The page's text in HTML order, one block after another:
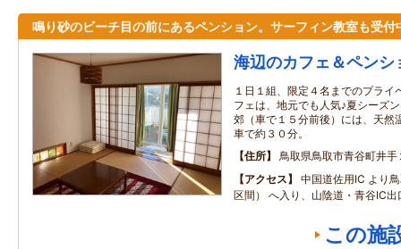
鳴り砂のビーチ目の前にあるペンション。サーフィン教室も受付
海辺のカフェ＆ペン
１日１組、限定４名までのプライ
フェは、地元でも人気♪夏シーズ
郊（車で１５分前後）には、天然
車で約３０分。
住所
鳥取県鳥取市青谷町井手
アクセス
中国道佐用IC より
区間） へ入り、山陰道・青谷IC
この施